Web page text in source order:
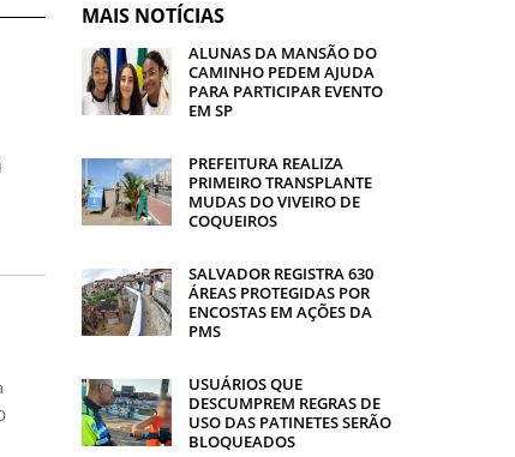
MAIS NOTÍCIAS
ALUNAS DA MANSÃO DO
CAMINHO PEDEM AJUDA
PARA PARTICIPAR EVENTO
EM SP
PREFEITURA REALIZA
PRIMEIRO TRANSPLANTE
MUDAS DO VIVEIRO DE
COQUEIROS
SALVADOR REGISTRA 630
ÁREAS PROTEGIDAS POR
ENCOSTAS EM AÇÕES DA
PMS
USUÁRIOS QUE
DESCUMPREM REGRAS DE
USO DAS PATINETES SERÃO
BLOQUEADOS